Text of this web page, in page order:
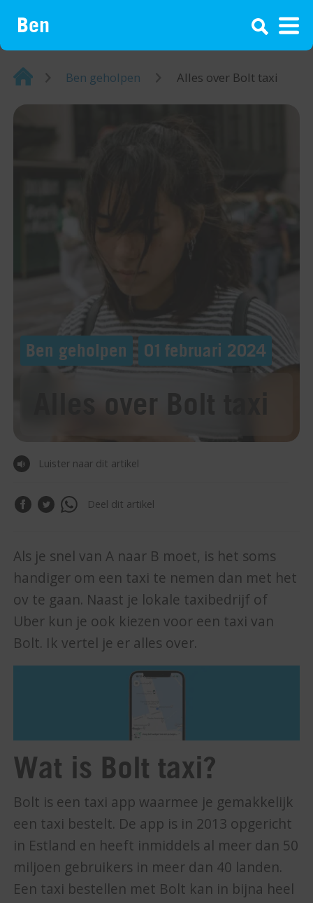
¡
Home Ben geholpen Alles over Bolt taxi
Ben geholpen 01 februari 2024
Alles over Bolt taxi
Luister naar dit artikel
Deel dit artikel
Als je snel van A naar B moet, is het soms
handiger om een taxi te nemen dan met het
ov te gaan. Naast je lokale taxibedrijf of
Uber kun je ook kiezen voor een taxi van
Bolt. Ik vertel je er alles over.
Wat is Bolt taxi?
Bolt is een taxi app waarmee je gemakkelijk
een taxi bestelt. De app is in 2013 opgericht
in Estland en heeft inmiddels al meer dan 50
miljoen gebruikers in meer dan 40 landen.
Een taxi bestellen met Bolt kan in bijna heel